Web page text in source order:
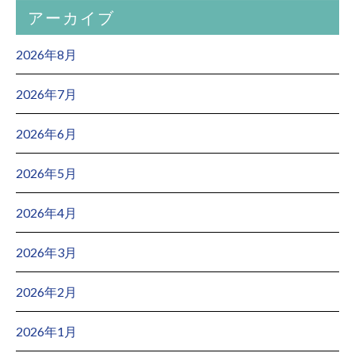
アーカイブ
2026年8月
2026年7月
2026年6月
2026年5月
2026年4月
2026年3月
2026年2月
2026年1月